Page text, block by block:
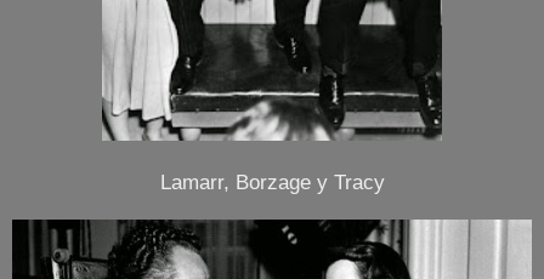
Lamarr, Borzage y Tracy